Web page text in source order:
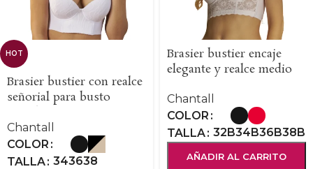
HOT
Brasier bustier con realce
señorial para busto
Chantall
COLOR
TALLA 343638
Brasier bustier encaje
elegante y realce medio
Chantall
COLOR
TALLA 32B34B36B38B
AÑADIR AL CARRITO